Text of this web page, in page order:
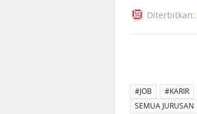
Diterbitkan:
#JOB #KARIR
SEMUA JURUSAN